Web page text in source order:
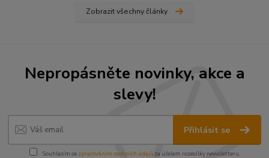
Zobrazit všechny články
Nepropásněte novinky, akce a
slevy!
Přihlásit se
Souhlasím se zpracováním osobních údajůza účelem rozesílky newsletteru.